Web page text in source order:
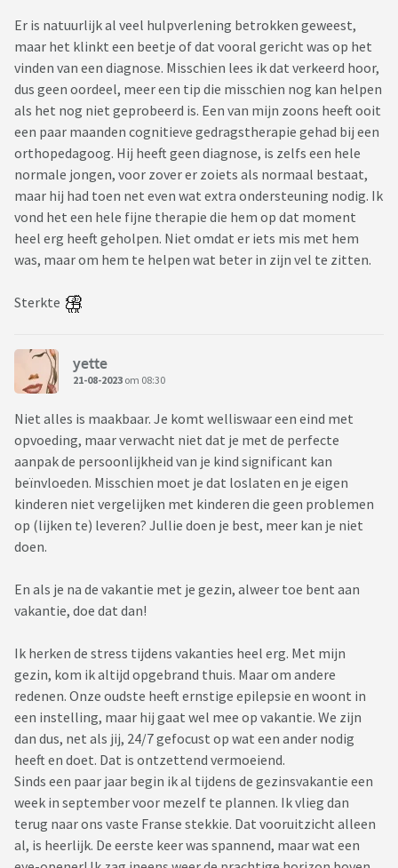
Er is natuurlijk al veel hulpverlening betrokken geweest,
maar het klinkt een beetje of dat vooral gericht was op het
vinden van een diagnose. Misschien lees ik dat verkeerd hoor,
dus geen oordeel, meer een tip die misschien nog kan helpen
als het nog niet geprobeerd is. Een van mijn zoons heeft ooit
een paar maanden cognitieve gedragstherapie gehad bij een
orthopedagoog. Hij heeft geen diagnose, is zelfs een hele
normale jongen, voor zover er zoiets als normaal bestaat,
maar hij had toen net even wat extra ondersteuning nodig. Ik
vond het een hele fijne therapie die hem op dat moment
heel erg heeft geholpen. Niet omdat er iets mis met hem
was, maar om hem te helpen wat beter in zijn vel te zitten.
Sterkte
yette
21-08-2023 om 08:30
Niet alles is maakbaar. Je komt welliswaar een eind met
opvoeding, maar verwacht niet dat je met de perfecte
aanpak de persoonlijkheid van je kind significant kan
beïnvloeden. Misschien moet je dat loslaten en je eigen
kinderen niet vergelijken met kinderen die geen problemen
op (lijken te) leveren? Jullie doen je best, meer kan je niet
doen.
En als je na de vakantie met je gezin, alweer toe bent aan
vakantie, doe dat dan!
Ik herken de stress tijdens vakanties heel erg. Met mijn
gezin, kom ik altijd opgebrand thuis. Maar om andere
redenen. Onze oudste heeft ernstige epilepsie en woont in
een instelling, maar hij gaat wel mee op vakantie. We zijn
dan dus, net als jij, 24/7 gefocust op wat een ander nodig
heeft en doet. Dat is ontzettend vermoeiend.
Sinds een paar jaar begin ik al tijdens de gezinsvakantie een
week in september voor mezelf te plannen. Ik vlieg dan
terug naar ons vaste Franse stekkie. Dat vooruitzicht alleen
al, is heerlijk. De eerste keer was spannend, maar wat een